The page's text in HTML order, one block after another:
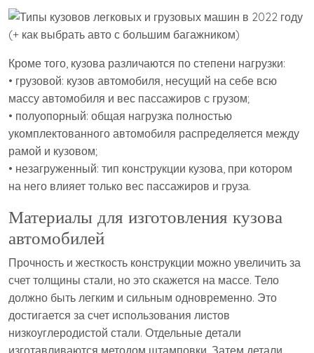
Кроме того, кузова различаются по степени нагрузки:
• грузовой: кузов автомобиля, несущий на себе всю
массу автомобиля и вес пассажиров с грузом;
• полуопорный: общая нагрузка полностью
укомплектованного автомобиля распределяется между
рамой и кузовом;
• незагруженный: тип конструкции кузова, при котором
на него влияет только вес пассажиров и груза.
Материалы для изготовления кузова
автомобилей
Прочность и жесткость конструкции можно увеличить за
счет толщины стали, но это скажется на массе. Тело
должно быть легким и сильным одновременно. Это
достигается за счет использования листов
низкоуглеродистой стали. Отдельные детали